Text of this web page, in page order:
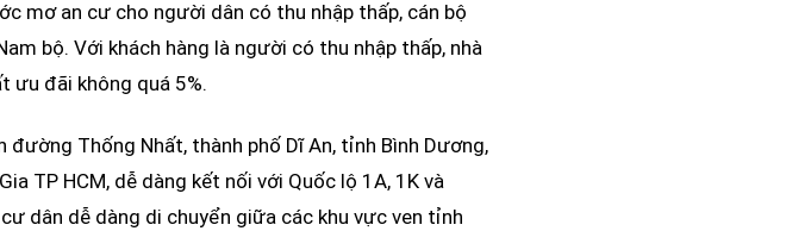
mơ an cư cho người dân có thu nhập thấp, cán bộ
bộ. Với khách hàng là người có thu nhập thấp, nhà
ưu đãi không quá 5%.
đường Thống Nhất, thành phố Dĩ An, tỉnh Bình Dương,
TP HCM, dễ dàng kết nối với Quốc lộ 1A, 1K và
dân dễ dàng di chuyển giữa các khu vực ven tỉnh